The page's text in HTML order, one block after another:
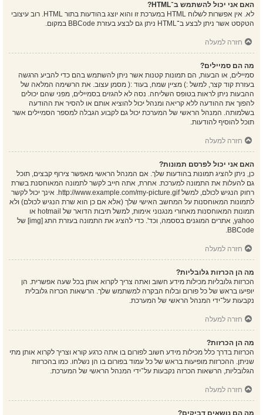
האם אני יכול להשתמש ב־HTML?
לא. אין אפשרות לשלוח HTML במערכת זו והוא יוצג בהודעות בתור HTML. רוב עיצובי
הטקסט אשר ניתן לבצע ב־HTML ניתן גם לבצע בעזרת BBCode במקום.
חזרה למעלה
מה הם סמיילים?
סמיילים, או הבעות, הם תמונות קטנות אשר ניתן להשתמש בהם כדי להביע הרגשה
בעזרת קוד קצר, למשל :) מציין שמח, בעוד :( מסמן עצוב. את הרשימה המלאה של
ההבעות ניתן לראות בטופס השליחה. נסה לא להגזים בסמיילים, מפני שהם יכולים
להפוך את ההודעה ללא קריאה ומנהל יכול להוציא אותם או להסיר את ההודעה
בשלמותה. המנהל הראשי של המערכת יכול גם לקבוע הגבלה למספר הסמיילים אשר
תוכל להוסיף להודעות.
חזרה למעלה
האם אני יכול לפרסם תמונות?
כן, ניתן להציג תמונות בהודעות שלך. אם המנהל הראשי מאפשר צירוף קבצים, תוכל
גם להעלות את התמונה למערכת. אחרת, אתה חייב לקשר לתמונה המאוחסנת בשרת
רחוק הנגיש לכולם, למשל http://www.example.com/my-picture.gif. אינך יכול לקשר
לתמונות המאוחסנות על המחשב האישי שלך (אלא אם כן הוא שרת הנגיש לכולם) ולא
תמונות המאוחסנות מאחורי מנגנוני אימות, למשל תיבות הדואר של hotmail או
yahoo, אתרים המוגנים בססמה, וכד'. כדי להציג את התמונה בעזרת התג [img] של
BBCode.
חזרה למעלה
מה הן הכרזות גלובליות?
הכרזות גלובליות מכילות מידע חשוב ואתה צריך לקרוא אותן בכל שעה אפשרית. הן
יופיעו בראש של כל פורום ובלוח הבקרה למשתמש שלך. הרשאות הכרזה גלובלית
נקבעות על־ידי המנהל הראשי של המערכת.
חזרה למעלה
מה הן הכרזות?
הכרזות בדרך כלל מכילות מידע חשוב לפורום בו אתה כרגע קורא וצריך לקרוא אותן מתי
שניתן. ההכרזות מופיעות בראש של כל עמוד בפורום בו הן נשלחו. כמו בהכרזות
הגלובליות, הרשאות הכרזה נקבעות על־ידי המנהל הראשי של המערכת.
חזרה למעלה
מה הם נושאים דביקים?